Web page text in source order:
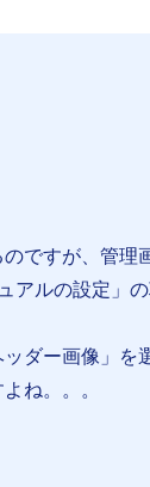
ですが、管理
アルの設定」
ダー画像」
ね。。。